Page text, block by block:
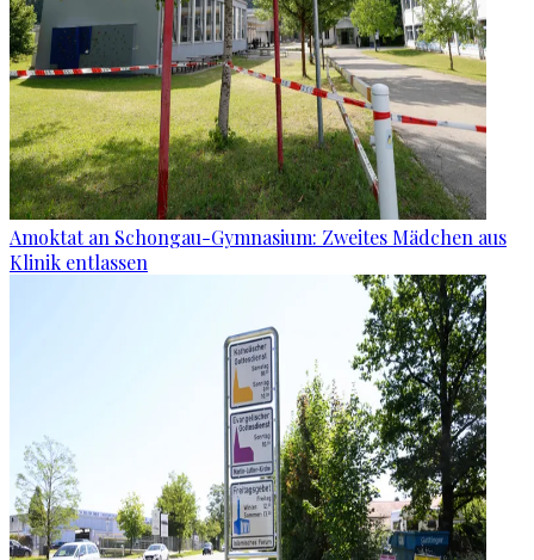
Amoktat an Schongau-Gymnasium: Zweites Mädchen aus
Klinik entlassen